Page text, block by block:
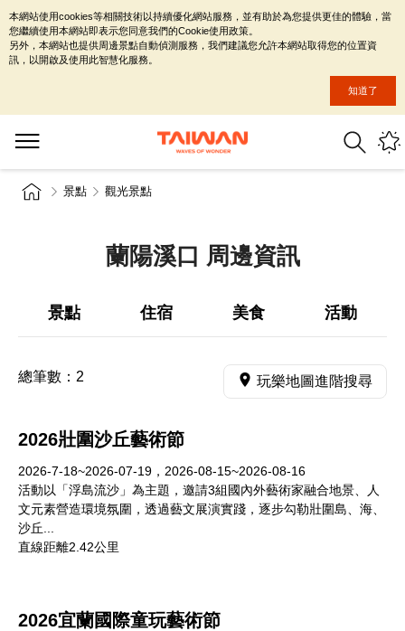
景點 觀光景點
蘭陽溪口 周邊資訊
景點 住宿 美食 活動
總筆數： 2 玩樂地圖進階搜尋
2026壯圍沙丘藝術節
2026-7-18~2026-07-19，2026-08-15~2026-08-16
活動以「浮島流沙」為主題，邀請3組國內外藝術家融合地景、人
文元素營造環境氛圍，透過藝文展演實踐，逐步勾勒壯圍島、海、
沙丘...
直線距離2.42公里
2026宜蘭國際童玩藝術節
本網站使用cookies等相關技術以持續優化網站服務，並有助於為您提供更佳的體驗，當
您繼續使用本網站即表示您同意我們的Cookie使用政策。
另外，本網站也提供周邊景點自動偵測服務，我們建議您允許本網站取得您的位置資
訊，以開啟及使用此智慧化服務。
知道了